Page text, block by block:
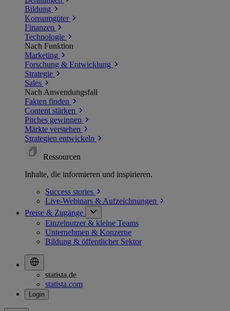
Bildung
Konsumgüter
Finanzen
Technologie
Nach Funktion
Marketing
Forschung & Entwicklung
Strategie
Sales
Nach Anwendungsfall
Fakten finden
Content stärken
Pitches gewinnen
Märkte verstehen
Strategien entwickeln
Ressourcen
Inhalte, die informieren und inspirieren.
Success stories
Live-Webinars & Aufzeichnungen
Preise & Zugänge
Einzelnutzer & kleine Teams
Unternehmen & Konzerne
Bildung & öffentlicher Sektor
statista.de
statista.com